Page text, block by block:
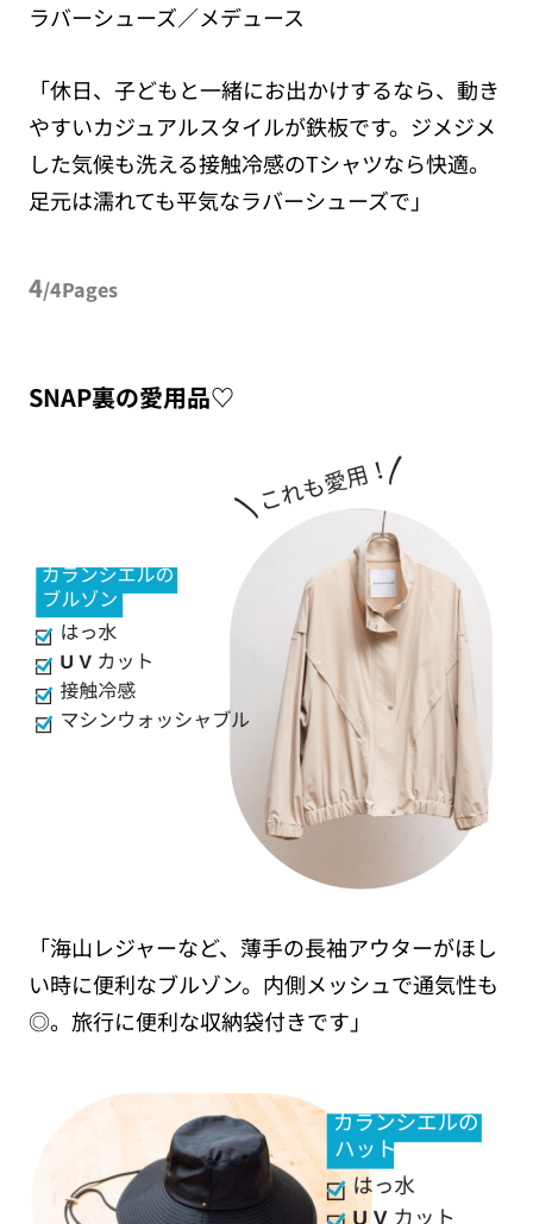
ラバーシューズ／メデュース
「休日、子どもと一緒にお出かけするなら、動き
やすいカジュアルスタイルが鉄板です。ジメジメ
した気候も洗える接触冷感のTシャツなら快適。
足元は濡れても平気なラバーシューズで」
4/4Pages
SNAP裏の愛用品♡
「海山レジャーなど、薄手の長袖アウターがほし
い時に便利なブルゾン。内側メッシュで通気性も
◎。旅行に便利な収納袋付きです」